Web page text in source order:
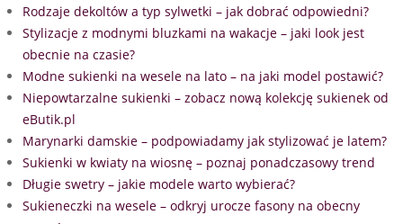
Rodzaje dekoltów a typ sylwetki – jak dobrać odpowiedni?
Stylizacje z modnymi bluzkami na wakacje – jaki look jest
obecnie na czasie?
Modne sukienki na wesele na lato – na jaki model postawić?
Niepowtarzalne sukienki – zobacz nową kolekcję sukienek od
eButik.pl
Marynarki damskie – podpowiadamy jak stylizować je latem?
Sukienki w kwiaty na wiosnę – poznaj ponadczasowy trend
Długie swetry – jakie modele warto wybierać?
Sukieneczki na wesele – odkryj urocze fasony na obecny